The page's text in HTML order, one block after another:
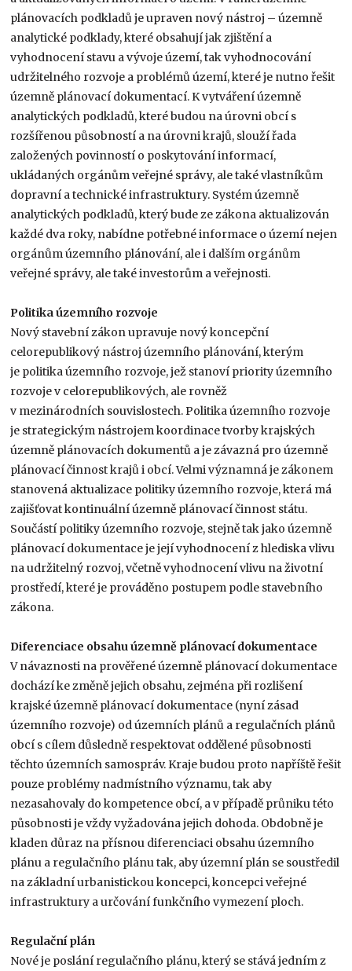
plánovacích podkladů je upraven nový nástroj – územně
analytické podklady, které obsahují jak zjištění a
vyhodnocení stavu a vývoje území, tak vyhodnocování
udržitelného rozvoje a problémů území, které je nutno řešit
územně plánovací dokumentací. K vytváření územně
analytických podkladů, které budou na úrovni obcí s
rozšířenou působností a na úrovni krajů, slouží řada
založených povinností o poskytování informací,
ukládaných orgánům veřejné správy, ale také vlastníkům
dopravní a technické infrastruktury. Systém územně
analytických podkladů, který bude ze zákona aktualizován
každé dva roky, nabídne potřebné informace o území nejen
orgánům územního plánování, ale i dalším orgánům
veřejné správy, ale také investorům a veřejnosti.
Politika územního rozvoje
Nový stavební zákon upravuje nový koncepční
celorepublikový nástroj územního plánování, kterým
je politika územního rozvoje, jež stanoví priority územního
rozvoje v celorepublikových, ale rovněž
v mezinárodních souvislostech. Politika územního rozvoje
je strategickým nástrojem koordinace tvorby krajských
územně plánovacích dokumentů a je závazná pro územně
plánovací činnost krajů i obcí. Velmi významná je zákonem
stanovená aktualizace politiky územního rozvoje, která má
zajišťovat kontinuální územně plánovací činnost státu.
Součástí politiky územního rozvoje, stejně tak jako územně
plánovací dokumentace je její vyhodnocení z hlediska vlivu
na udržitelný rozvoj, včetně vyhodnocení vlivu na životní
prostředí, které je prováděno postupem podle stavebního
zákona.
Diferenciace obsahu územně plánovací dokumentace
V návaznosti na prověřené územně plánovací dokumentace
dochází ke změně jejich obsahu, zejména při rozlišení
krajské územně plánovací dokumentace (nyní zásad
územního rozvoje) od územních plánů a regulačních plánů
obcí s cílem důsledně respektovat oddělené působnosti
těchto územních samospráv. Kraje budou proto napříště řešit
pouze problémy nadmístního významu, tak aby
nezasahovaly do kompetence obcí, a v případě průniku této
působnosti je vždy vyžadována jejich dohoda. Obdobně je
kladen důraz na přísnou diferenciaci obsahu územního
plánu a regulačního plánu tak, aby územní plán se soustředil
na základní urbanistickou koncepci, koncepci veřejné
infrastruktury a určování funkčního vymezení ploch.
Regulační plán
Nové je poslání regulačního plánu, který se stává jedním z